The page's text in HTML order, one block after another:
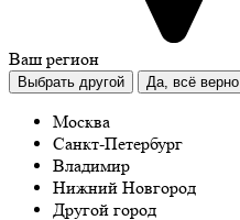
Ваш регион
Выбрать другой Да, всё верно
Москва
Санкт-Петербург
Владимир
Нижний Новгород
Другой город